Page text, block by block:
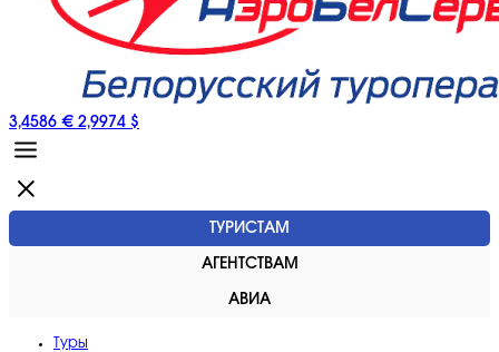
3,4586 € 2,9974 $
ТУРИСТАМ
АГЕНТСТВАМ
АВИА
Туры